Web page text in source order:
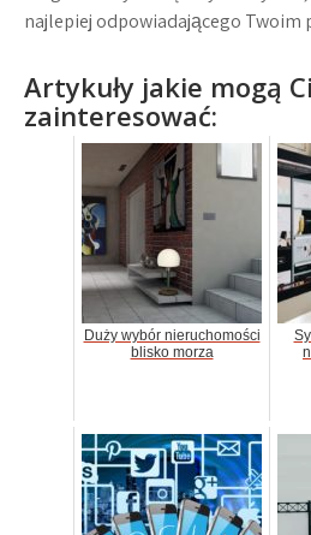
najlepiej odpowiadającego Twoim
Artykuły jakie mogą
zainteresować:
Duży wybór nieruchomości
blisko morza